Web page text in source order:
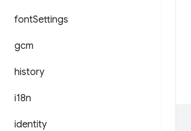
fontSettings
gcm
history
i18n
identity